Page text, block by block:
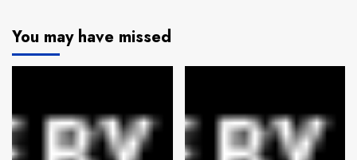
You may have missed